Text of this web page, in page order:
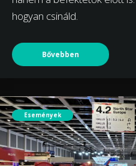
hogyan csináld.
Bővebben
Események